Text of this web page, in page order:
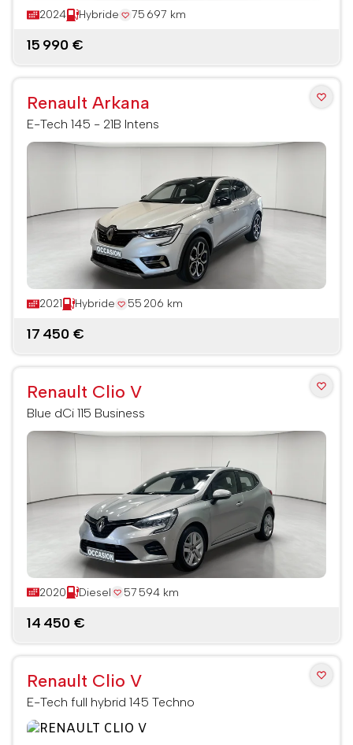
2024 Hybride 75 697 km
15 990 €
Renault Arkana
E-Tech 145 - 21B Intens
2021 Hybride 55 206 km
17 450 €
Renault Clio V
Blue dCi 115 Business
2020 Diesel 57 594 km
14 450 €
Renault Clio V
E-Tech full hybrid 145 Techno